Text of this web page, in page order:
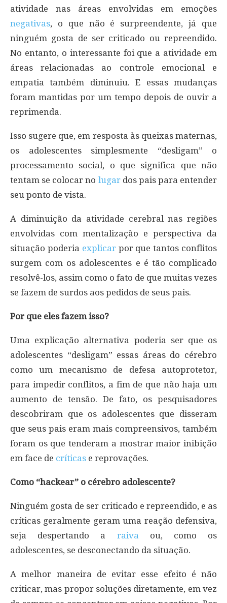
atividade nas áreas envolvidas em emoções
negativas, o que não é surpreendente, já que
ninguém gosta de ser criticado ou repreendido.
No entanto, o interessante foi que a atividade em
áreas relacionadas ao controle emocional e
empatia também diminuiu. E essas mudanças
foram mantidas por um tempo depois de ouvir a
reprimenda.
Isso sugere que, em resposta às queixas maternas,
os adolescentes simplesmente “desligam” o
processamento social, o que significa que não
tentam se colocar no lugardos pais para entender
seu ponto de vista.
A diminuição da atividade cerebral nas regiões
envolvidas com mentalização e perspectiva da
situação poderia explicarpor que tantos conflitos
surgem com os adolescentes e é tão complicado
resolvê-los, assim como o fato de que muitas vezes
se fazem de surdos aos pedidos de seus pais.
Por que eles fazem isso?
Uma explicação alternativa poderia ser que os
adolescentes “desligam” essas áreas do cérebro
como um mecanismo de defesa autoprotetor,
para impedir conflitos, a fim de que não haja um
aumento de tensão. De fato, os pesquisadores
descobriram que os adolescentes que disseram
que seus pais eram mais compreensivos, também
foram os que tenderam a mostrar maior inibição
em face de críticas e reprovações.
Como “hackear” o cérebro adolescente?
Ninguém gosta de ser criticado e repreendido, e as
críticas geralmente geram uma reação defensiva,
seja despertando a raiva ou, como os
adolescentes, se desconectando da situação.
A melhor maneira de evitar esse efeito é não
criticar, mas propor soluções diretamente, em vez